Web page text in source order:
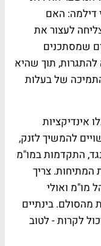
דילמה: האם
לעצור את
שמסתכנים
תוך שהיא
של בעלות
אינדיקציות
להמשיך לזנק,
התקדמות במו"מ
המתיחות. צריך
מו"מ ואולי
מהסולם. בינתיים
לקרות - לטוב